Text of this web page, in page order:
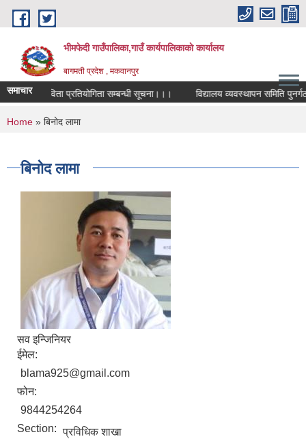
Skip to main content
भीमफेदी गाउँपालिका,गाउँ कार्यपालिकाकाे कार्यालय
बागमती प्रदेश , मकवानपुर
समाचार
राष्ट्रिय कविता प्रतियोगिता सम्बन्धी सूचना।।। विद्यालय व्यवस्थापन समिति
You are here
Home » बिनोद लामा
बिनोद लामा
सव इन्जिनियर
ईमेल:
blama925@gmail.com
फोन:
9844254264
Section: प्रविधिक शाखा